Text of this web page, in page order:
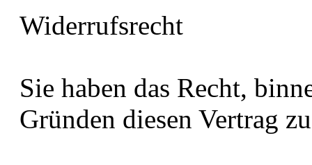
Widerrufsrecht
Sie haben das Recht,
Gründen diesen Vertrag